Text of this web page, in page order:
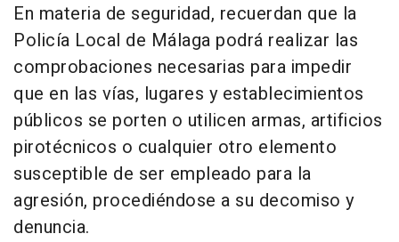
En materia de seguridad, recuerdan que la
Policía Local de Málaga podrá realizar las
comprobaciones necesarias para impedir
que en las vías, lugares y establecimientos
públicos se porten o utilicen armas, artificios
pirotécnicos o cualquier otro elemento
susceptible de ser empleado para la
agresión, procediéndose a su decomiso y
denuncia.